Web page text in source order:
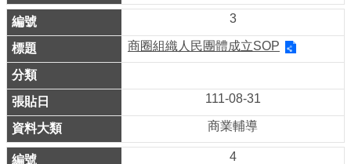
記
服
務
商
業
管
理
3
商圈組織人民團體成立SOP
111-08-31
商業輔導
4